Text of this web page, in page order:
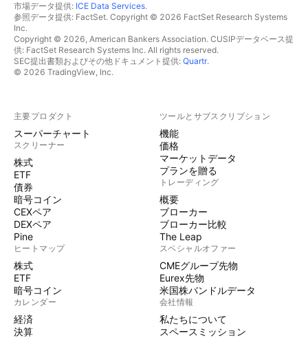
市場データ提供: ICE Data Services.
参照データ提供: FactSet. Copyright © 2026 FactSet Research Systems
Inc.
Copyright © 2026, American Bankers Association. CUSIPデータベース提
供: FactSet Research Systems Inc. All rights reserved.
SEC提出書類およびその他ドキュメント提供: Quartr.
© 2026 TradingView, Inc.
主要プロダクト
スーパーチャート
スクリーナー
株式
ETF
債券
暗号コイン
CEXペア
DEXペア
Pine
ヒートマップ
株式
ETF
暗号コイン
カレンダー
経済
決算
ツールとサブスクリプション
機能
価格
マーケットデータ
プランを贈る
トレーディング
概要
ブローカー
ブローカー比較
The Leap
スペシャルオファー
CMEグループ先物
Eurex先物
米国株バンドルデータ
会社情報
私たちについて
スペースミッション